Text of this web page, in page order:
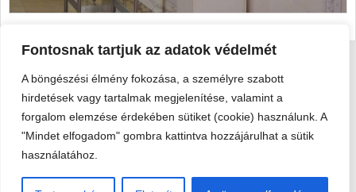
Fontosnak tartjuk az adatok védelmét
A böngészési élmény fokozása, a személyre szabott
hirdetések vagy tartalmak megjelenítése, valamint a
forgalom elemzése érdekében sütiket (cookie) használunk. A
"Mindet elfogadom" gombra kattintva hozzájárulhat a sütik
használatához.
Viski Károly Múzeum Kalocsa
6300 Kalocsa, Szent István király út 25. · Telefon:+36 78 462
351
© 2026 Viski Károly Múzeum Kalocsa